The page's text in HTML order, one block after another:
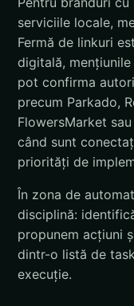
serviciile locale,
Fermă de linkuri
digitală,
pot confirma
precum Parkado,
FlowersMarket
când sunt
priorități de
În zona de
disciplină:
propunem acțiuni
dintr-o listă de
execuție.